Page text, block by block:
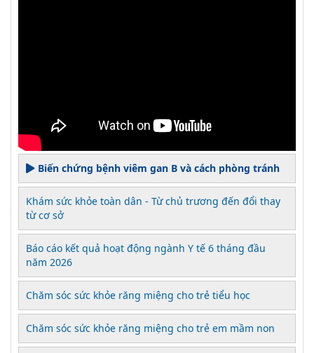
Biến chứng bệnh viêm gan B và cách phòng tránh
Khám sức khỏe toàn dân - Từ chủ trương đến đổi thay
từ cơ sở
Báo cáo kết quả hoạt động ngành Y tế 6 tháng đầu
năm 2026
Chăm sóc sức khỏe răng miệng cho trẻ tiểu học
Chăm sóc sức khỏe răng miệng cho trẻ em mầm non